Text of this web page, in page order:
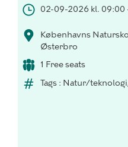
02-09-2026 kl. 09:00
Københavns
Østerbro
1 Free seats
Tags : Natur/